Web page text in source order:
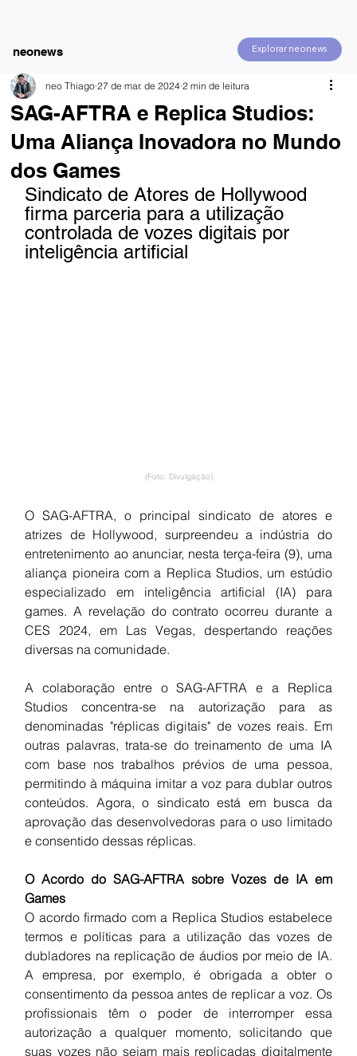
Explorar neonews
neonews
SAG-AFTRA e Replica Studios:
Uma Aliança Inovadora no Mundo
dos Games
neo Thiago 27 de mar. de 2024 2 min de leitura
Sindicato de Atores de Hollywood
firma parceria para a utilização
controlada de vozes digitais por
inteligência artificial
(Foto: Divulgação)
O SAG-AFTRA, o principal sindicato de atores e
atrizes de Hollywood, surpreendeu a indústria do
entretenimento ao anunciar, nesta terça-feira (9), uma
aliança pioneira com a Replica Studios, um estúdio
especializado em inteligência artificial (IA) para
games. A revelação do contrato ocorreu durante a
CES 2024, em Las Vegas, despertando reações
diversas na comunidade.
A colaboração entre o SAG-AFTRA e a Replica
Studios concentra-se na autorização para as
denominadas "réplicas digitais" de vozes reais. Em
outras palavras, trata-se do treinamento de uma IA
com base nos trabalhos prévios de uma pessoa,
permitindo à máquina imitar a voz para dublar outros
conteúdos. Agora, o sindicato está em busca da
aprovação das desenvolvedoras para o uso limitado
e consentido dessas réplicas.
O Acordo do SAG-AFTRA sobre Vozes de IA em
Games
O acordo firmado com a Replica Studios estabelece
termos e políticas para a utilização das vozes de
dubladores na replicação de áudios por meio de IA.
A empresa, por exemplo, é obrigada a obter o
consentimento da pessoa antes de replicar a voz. Os
profissionais têm o poder de interromper essa
autorização a qualquer momento, solicitando que
suas vozes não sejam mais replicadas digitalmente